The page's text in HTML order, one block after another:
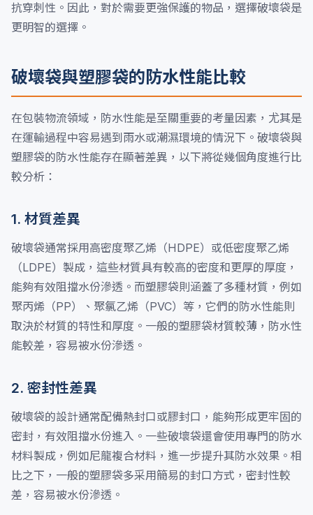
抗穿刺性。因此，對於需要更強保護的物品，選擇破壞袋是
更明智的選擇。
破壞袋與塑膠袋的防水性能比較
在包裝物流領域，防水性能是至關重要的考量因素，尤其是
在運輸過程中容易遇到雨水或潮濕環境的情況下。破壞袋與
塑膠袋的防水性能存在顯著差異，以下將從幾個角度進行比
較分析：
1. 材質差異
破壞袋通常採用高密度聚乙烯（HDPE）或低密度聚乙烯
（LDPE）製成，這些材質具有較高的密度和更厚的厚度，
能夠有效阻擋水份滲透。而塑膠袋則涵蓋了多種材質，例如
聚丙烯（PP）、聚氯乙烯（PVC）等，它們的防水性能則
取決於材質的特性和厚度。一般的塑膠袋材質較薄，防水性
能較差，容易被水份滲透。
2. 密封性差異
破壞袋的設計通常配備熱封口或膠封口，能夠形成更牢固的
密封，有效阻擋水份進入。一些破壞袋還會使用專門的防水
材料製成，例如尼龍複合材料，進一步提升其防水效果。相
比之下，一般的塑膠袋多采用簡易的封口方式，密封性較
差，容易被水份滲透。